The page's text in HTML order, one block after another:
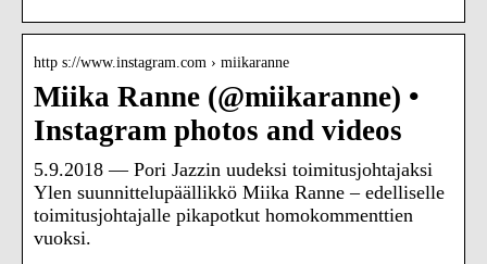
http s://www.instagram.com › miikaranne
Miika Ranne (@miikaranne) •
Instagram photos and videos
5.9.2018 — Pori Jazzin uudeksi toimitusjohtajaksi
Ylen suunnittelupäällikkö Miika Ranne – edelliselle
toimitusjohtajalle pikapotkut homokommenttien
vuoksi.